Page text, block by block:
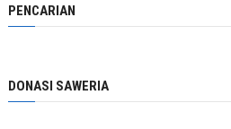
PENCARIAN
DONASI SAWERIA